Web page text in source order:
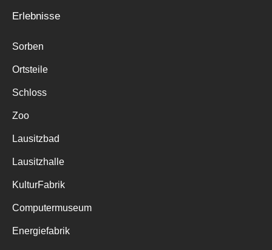
Erlebnisse
Sorben
Ortsteile
Schloss
Zoo
Lausitzbad
Lausitzhalle
KulturFabrik
Computermuseum
Energiefabrik